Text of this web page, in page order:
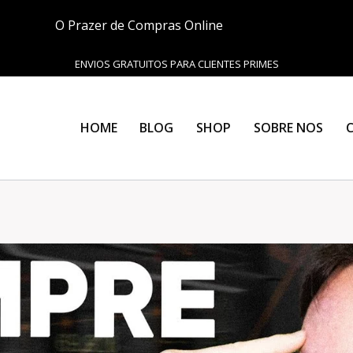
O Prazer de Compras Online
ENVIOS GRATUITOS PARA CLIENTES PRIMES
HOME BLOG SHOP SOBRE NOS